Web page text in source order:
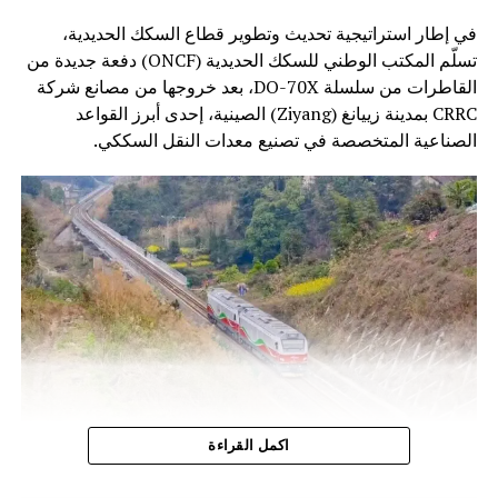
في إطار استراتيجية تحديث وتطوير قطاع السكك الحديدية،
تسلّم المكتب الوطني للسكك الحديدية (ONCF) دفعة جديدة من
القاطرات من سلسلة DO-70X، بعد خروجها من مصانع شركة
CRRC بمدينة زييانغ (Ziyang) الصينية، إحدى أبرز القواعد
الصناعية المتخصصة في تصنيع معدات النقل السككي.
وتندرج هذه الخطوة ضمن برنامج تحديث أسطول الجر الذي
أطلقه المكتب الوطني للسكك الحديدية، بهدف الرفع من كفاءة
اكمل القراءة